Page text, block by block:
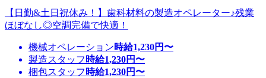
【日勤&土日祝休み！】歯科材料の製造オペレーター♪残業
ほぼなし◎空調完備で快適！
機械オペレーション時給1,230円〜
製造スタッフ 時給1,230円〜
梱包スタッフ 時給1,230円〜